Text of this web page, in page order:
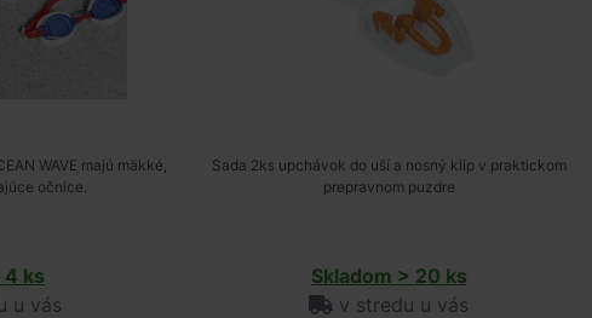
WAVE majú mäkké,
očnice.
4 ks
u vás
Sada 2ks upchávok do uší a nosný klip v praktickom
prepravnom puzdre
Skladom > 20 ks
v stredu u vás